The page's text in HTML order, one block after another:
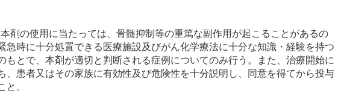
の使用に当たっては、骨髄抑制等の重篤な副作用が起こることがあるの
急時に十分処置できる医療施設及びがん化学療法に十分な知識・経験を持つ
もとで、本剤が適切と判断される症例についてのみ行う。また、治療開始に
、患者又はその家族に有効性及び危険性を十分説明し、同意を得てから投与
と。